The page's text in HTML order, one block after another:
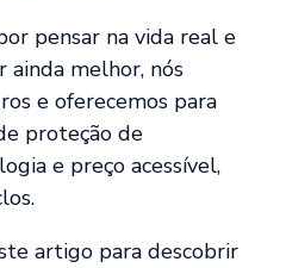
pensar na vida real e
ainda melhor, nós
e oferecemos para
proteção de
e preço acessível,
artigo para descobrir